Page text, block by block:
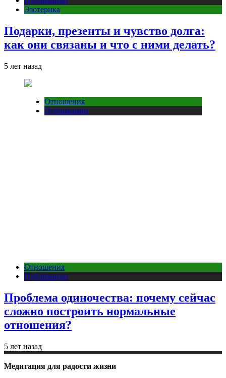
Эзотерика
Подарки, презенты и чувство долга:
как они связаны и что с ними делать?
5 лет назад
Отношения
Публикации
Отношения
Публикации
Проблема одиночества: почему сейчас
сложно построить нормальные
отношения?
5 лет назад
Медитация для радости жизни